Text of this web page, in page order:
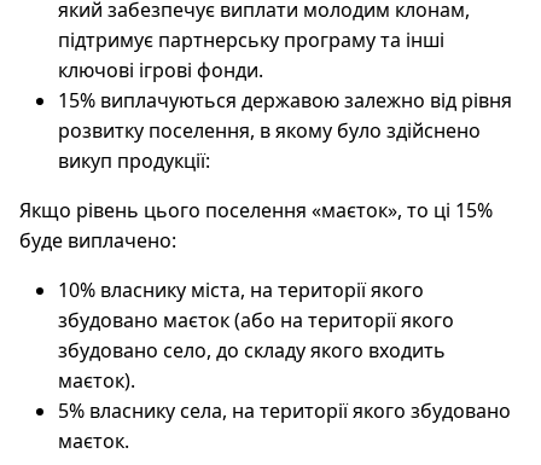
який забезпечує виплати молодим клонам,
підтримує партнерську програму та інші
ключові ігрові фонди.
15% виплачуються державою залежно від рівня
розвитку поселення, в якому було здійснено
викуп продукції:
Якщо рівень цього поселення «маєток», то ці 15%
буде виплачено:
10% власнику міста, на території якого
збудовано маєток (або на території якого
збудовано село, до складу якого входить
маєток).
5% власнику села, на території якого збудовано
маєток.